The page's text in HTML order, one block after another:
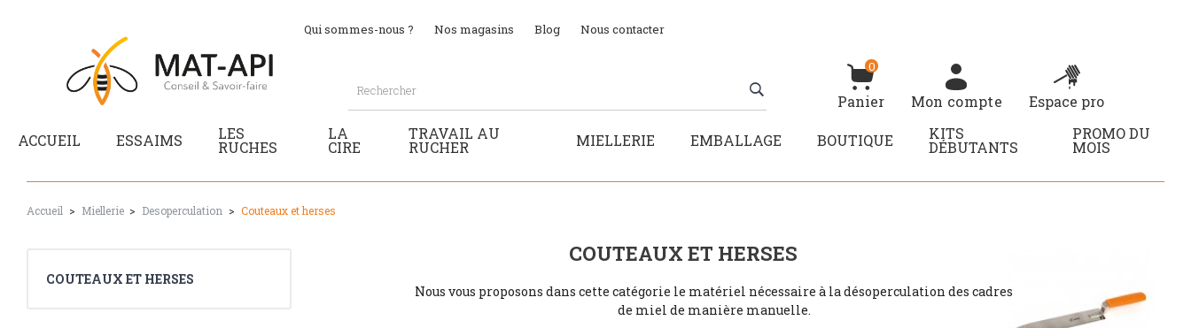
Qui sommes-nous ? Nos magasins Blog Nous contacter
0
Panier Mon compte Espace pro
ACCUEIL ESSAIMS LES
RUCHES
LA
CIRE
TRAVAIL AU
RUCHER MIELLERIE EMBALLAGE BOUTIQUE KITS
DÉBUTANTS
PROMO DU
MOIS
Accueil Miellerie Desoperculation Couteaux et herses
COUTEAUX ET HERSES
COUTEAUX ET HERSES
Nous vous proposons dans cette catégorie le matériel nécessaire à la désoperculation des cadres
de miel de manière manuelle.